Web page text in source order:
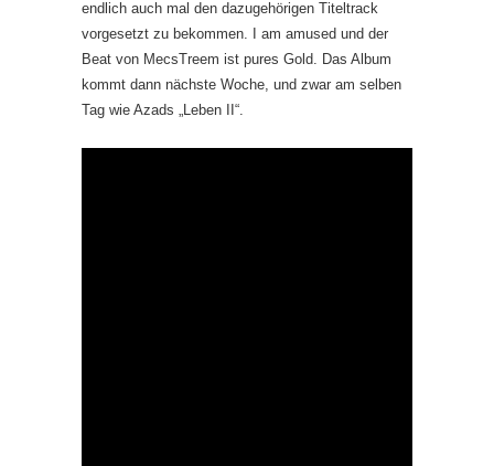
endlich auch mal den dazugehörigen Titeltrack
vorgesetzt zu bekommen. I am amused und der
Beat von MecsTreem ist pures Gold. Das Album
kommt dann nächste Woche, und zwar am selben
Tag wie Azads „Leben II“.